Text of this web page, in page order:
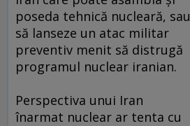
poseda tehnică nucleară, sau
să lanseze un atac militar
preventiv menit să distrugă
programul nuclear iranian.
Perspectiva unui Iran
înarmat nuclear ar tenta cu